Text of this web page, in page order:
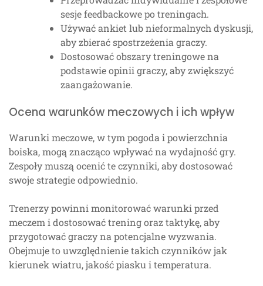
sesje feedbackowe po treningach.
Używać ankiet lub nieformalnych dyskusji,
aby zbierać spostrzeżenia graczy.
Dostosować obszary treningowe na
podstawie opinii graczy, aby zwiększyć
zaangażowanie.
Ocena warunków meczowych i ich wpływ
Warunki meczowe, w tym pogoda i powierzchnia
boiska, mogą znacząco wpływać na wydajność gry.
Zespoły muszą ocenić te czynniki, aby dostosować
swoje strategie odpowiednio.
Trenerzy powinni monitorować warunki przed
meczem i dostosować trening oraz taktykę, aby
przygotować graczy na potencjalne wyzwania.
Obejmuje to uwzględnienie takich czynników jak
kierunek wiatru, jakość piasku i temperatura.